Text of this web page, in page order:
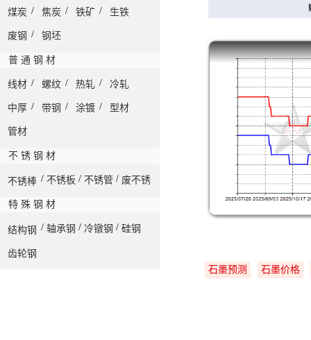
煤炭 / 焦炭 / 铁矿 / 生铁
废钢 / 钢坯
普 通 钢 材
线材 / 螺纹 / 热轧 / 冷轧
中厚 / 带钢 / 涂镀 / 型材
管材
不 锈 钢 材
不锈棒 / 不锈板 / 不锈管 / 废不锈
特 殊 钢 材
结构钢 / 轴承钢 / 冷镦钢 / 硅钢
齿轮钢
石墨预测 石墨价格